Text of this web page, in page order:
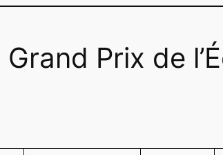
Grand Prix de